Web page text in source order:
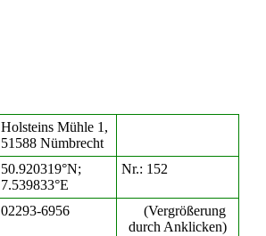
Holsteins Mühle 1,
51588 Nümbrecht
50.920319°N;
7.539833°E
Nr.: 152
02293-6956
(Vergrößerung
durch Anklicken)